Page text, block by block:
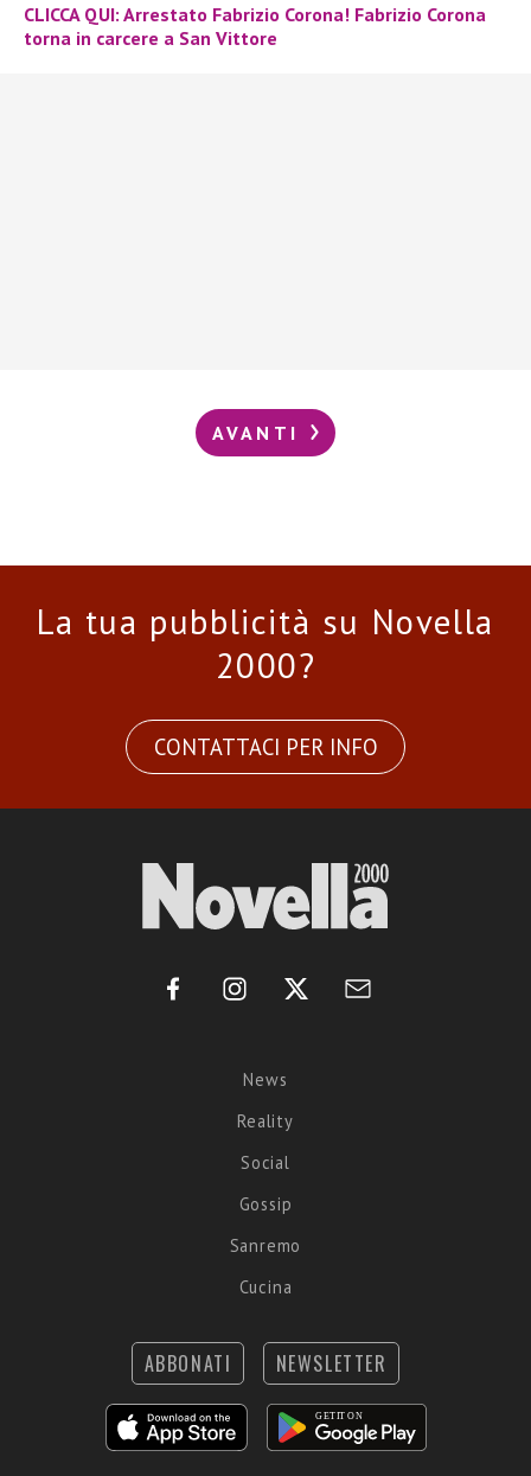
CLICCA QUI: Arrestato Fabrizio Corona! Fabrizio Corona
torna in carcere a San Vittore
AVANTI
La tua pubblicità su Novella
2000?
CONTATTACI PER INFO
News
Reality
Social
Gossip
Sanremo
Cucina
ABBONATI NEWSLETTER